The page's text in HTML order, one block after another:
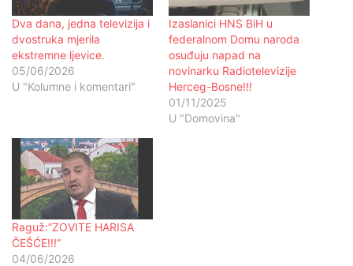
Dva dana, jedna televizija i
dvostruka mjerila
ekstremne ljevice.
05/06/2026
U "Kolumne i komentari"
Izaslanici HNS BiH u
federalnom Domu naroda
osuđuju napad na
novinarku Radiotelevizije
Herceg-Bosne!!!
01/11/2025
U "Domovina"
Raguž:”ZOVITE HARISA
ČEŠĆE!!!”
04/06/2026